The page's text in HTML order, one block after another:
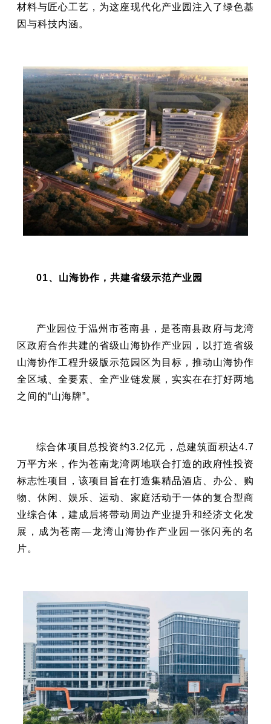
材料与匠心工艺，为这座现代化产业园注入了绿色基
因与科技内涵。
01、山海协作，共建省级示范产业园
产业园位于温州市苍南县，是苍南县政府与龙湾
区政府合作共建的省级山海协作产业园，以打造省级
山海协作工程升级版示范园区为目标，推动山海协作
全区域、全要素、全产业链发展，实实在在打好两地
之间的“山海牌”。
综合体项目总投资约3.2亿元，总建筑面积达4.7
万平方米，作为苍南龙湾两地联合打造的政府性投资
标志性项目，该项目旨在打造集精品酒店、办公、购
物、休闲、娱乐、运动、家庭活动于一体的复合型商
业综合体，建成后将带动周边产业提升和经济文化发
展，成为苍南—龙湾山海协作产业园一张闪亮的名
片。